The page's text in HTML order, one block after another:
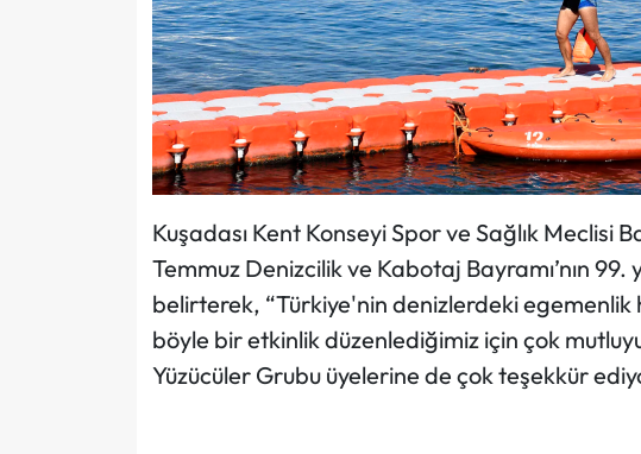
Kuşadası Kent Konseyi Spor ve Sağlık Meclisi
Temmuz Denizcilik ve Kabotaj Bayramı’nın 99.
belirterek, “Türkiye'nin denizlerdeki egemenlik
böyle bir etkinlik düzenlediğimiz için çok
Yüzücüler Grubu üyelerine de çok teşekkür